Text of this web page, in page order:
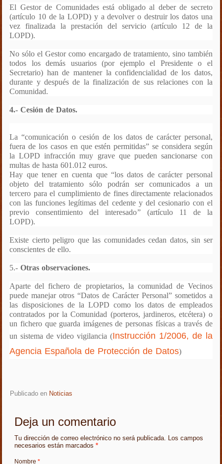
El Gestor de Comunidades está obligado al deber de secreto
(artículo 10 de la LOPD) y adevolver o destruir los datos una
vez finalizada la prestación del servicio(artículo 12 de la
LOPD).
No sólo el Gestor como encargado de tratamiento, sino también
todos los demás usuarios (por ejemplo el Presidente o el
Secretario) han de mantener la confidencialidad de los datos,
durante y después de la finalización de sus relaciones con la
Comunidad.
4.- Cesión de Datos.
La “comunicación o cesión de los datos de carácter personal,
fuera de los casos en que estén permitidas” se considera según
la LOPD infracción muy grave que pueden sancionarse con
multas de hasta 601.012 euros.
Hay que tener en cuenta que “los datos de carácter personal
objeto del tratamiento sólo podrán ser comunicados a un
tercero para el cumplimiento de fines directamente relacionados
con las funciones legítimas del cedente y del cesionario con el
previo consentimiento del interesado” (artículo 11 de la
LOPD).
Existe cierto peligro que las comunidades cedan datos, sin ser
conscientes de ello.
5.-Otras observaciones.
Aparte del fichero de propietarios, la comunidad de Vecinos
puede manejar otros “Datos de Carácter Personal” sometidos a
las disposiciones de la LOPD como los datos de empleados
contratados por la Comunidad (porteros, jardineros, etcétera) o
un fichero que guarda imágenes de personas físicas a través de
unsistema de video vigilancia (Instrucción 1/2006, de la
Agencia Española de Protección de Datos)
Publicado en Noticias
Deja un comentario
Tu dirección de correo electrónico no será publicada. Los campos
necesarios están marcados*
Nombre*